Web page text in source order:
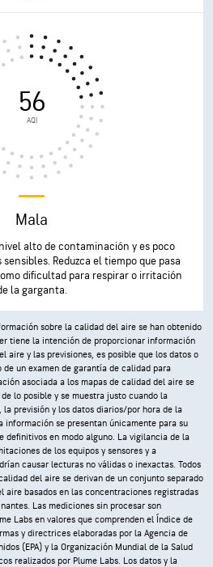
56
AQI
Mala
alto de contaminación y es poco
Reduzca el tiempo que pasa
dificultad para respirar o irritación
la garganta.
sobre la calidad del aire se han obtenido
tiene la intención de proporcionar información
aire y las previsiones, es posible que los datos o
un examen de garantía de calidad para
asociada a los mapas de calidad del aire se
lo posible y se muestra justo cuando la
previsión y los datos diarios/por hora de la
información se presentan únicamente para su
definitivos en modo alguno. La vigilancia de la
de los equipos y sensores y a
causar lecturas no válidas o inexactas. Todos
del aire se derivan de un conjunto separado
aire basados en las concentraciones registradas
Las mediciones sin procesar son
Labs en valores que comprenden el Índice de
y directrices elaboradas por la Agencia de
(EPA) y la Organización Mundial de la Salud
realizados por Plume Labs. Los datos y la